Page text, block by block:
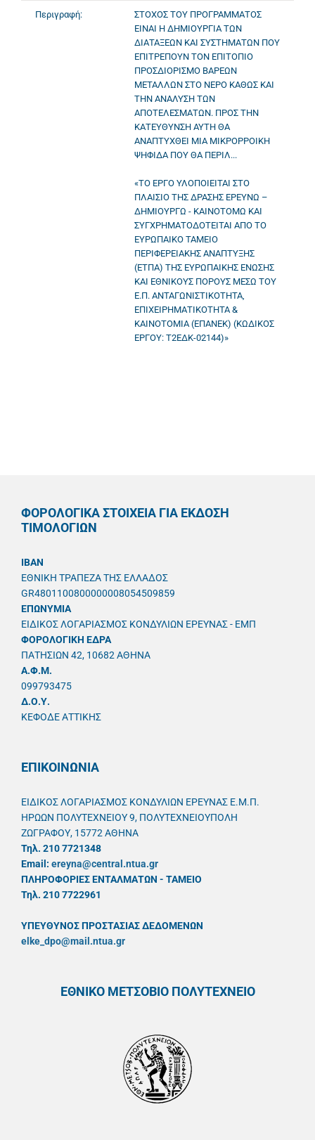
Περιγραφή:
ΣΤΟΧΟΣ ΤΟΥ ΠΡΟΓΡΑΜΜΑΤΟΣ
ΕΙΝΑΙ Η ΔΗΜΙΟΥΡΓΙΑ ΤΩΝ
ΔΙΑΤΑΞΕΩΝ ΚΑΙ ΣΥΣΤΗΜΑΤΩΝ ΠΟΥ
ΕΠΙΤΡΕΠΟΥΝ ΤΟΝ ΕΠΙΤΟΠΙΟ
ΠΡΟΣΔΙΟΡΙΣΜΟ ΒΑΡΕΩΝ
ΜΕΤΑΛΛΩΝ ΣΤΟ ΝΕΡΟ ΚΑΘΩΣ ΚΑΙ
ΤΗΝ ΑΝΑΛΥΣΗ ΤΩΝ
ΑΠΟΤΕΛΕΣΜΑΤΩΝ. ΠΡΟΣ ΤΗΝ
ΚΑΤΕΥΘΥΝΣΗ ΑΥΤΗ ΘΑ
ΑΝΑΠΤΥΧΘΕΙ ΜΙΑ ΜΙΚΡΟΡΡΟΙΚΗ
ΨΗΦΙΔΑ ΠΟΥ ΘΑ ΠΕΡΙΛ...
«ΤΟ ΕΡΓΟ ΥΛΟΠΟΙΕΙΤΑΙ ΣΤΟ
ΠΛΑΙΣΙΟ ΤΗΣ ΔΡΑΣΗΣ ΕΡΕΥΝΩ –
ΔΗΜΙΟΥΡΓΩ - ΚΑΙΝΟΤΟΜΩ ΚΑΙ
ΣΥΓΧΡΗΜΑΤΟΔΟΤΕΙΤΑΙ ΑΠΟ ΤΟ
ΕΥΡΩΠΑΙΚΟ ΤΑΜΕΙΟ
ΠΕΡΙΦΕΡΕΙΑΚΗΣ ΑΝΑΠΤΥΞΗΣ
(ΕΤΠΑ) ΤΗΣ ΕΥΡΩΠΑΙΚΗΣ ΕΝΩΣΗΣ
ΚΑΙ ΕΘΝΙΚΟΥΣ ΠΟΡΟΥΣ ΜΕΣΩ ΤΟΥ
Ε.Π. ΑΝΤΑΓΩΝΙΣΤΙΚΟΤΗΤΑ,
ΕΠΙΧΕΙΡΗΜΑΤΙΚΟΤΗΤΑ &
ΚΑΙΝΟΤΟΜΙΑ (ΕΠΑΝΕΚ) (ΚΩΔΙΚΟΣ
ΕΡΓΟΥ: Τ2ΕΔΚ-02144)»
ΦΟΡΟΛΟΓΙΚΑ ΣΤΟΙΧΕΙΑ ΓΙΑ ΕΚΔΟΣΗ
ΤΙΜΟΛΟΓΙΩΝ
IBAN
ΕΘΝΙΚΗ ΤΡΑΠΕΖΑ ΤΗΣ ΕΛΛΑΔΟΣ
GR4801100800000008054509859
ΕΠΩΝΥΜΙΑ
ΕΙΔΙΚΟΣ ΛΟΓΑΡΙΑΣΜΟΣ ΚΟΝΔΥΛΙΩΝ ΕΡΕΥΝΑΣ - ΕΜΠ
ΦΟΡΟΛΟΓΙΚΗ ΕΔΡΑ
ΠΑΤΗΣΙΩΝ 42, 10682 ΑΘΗΝΑ
A.Φ.Μ.
099793475
Δ.Ο.Υ.
ΚΕΦΟΔΕ ΑΤΤΙΚΗΣ
ΕΠΙΚΟΙΝΩΝΙΑ
ΕΙΔΙΚΟΣ ΛΟΓΑΡΙΑΣΜΟΣ ΚΟΝΔΥΛΙΩΝ ΕΡΕΥΝΑΣ Ε.Μ.Π.
ΗΡΩΩΝ ΠΟΛΥΤΕΧΝΕΙΟΥ 9, ΠΟΛΥΤΕΧΝΕΙΟΥΠΟΛΗ
ΖΩΓΡΑΦΟΥ, 15772 ΑΘΗΝΑ
Τηλ. 210 7721348
Email: ereyna@central.ntua.gr
ΠΛΗΡΟΦΟΡΙΕΣ ΕΝΤΑΛΜΑΤΩΝ - ΤΑΜΕΙΟ
Τηλ. 210 7722961
ΥΠΕΥΘYΝΟΣ ΠΡΟΣΤΑΣΙΑΣ ΔΕΔΟΜΕΝΩΝ
elke_dpo@mail.ntua.gr
ΕΘΝΙΚΟ ΜΕΤΣΟΒΙΟ ΠΟΛΥΤΕΧΝΕΙΟ